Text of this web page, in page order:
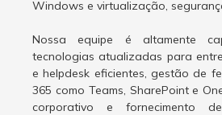
Windows e virtualização,
Nossa equipe é altamente
tecnologias atualizadas para
e helpdesk eficientes, gestão de
365 como Teams, SharePoint e
corporativo e fornecimento